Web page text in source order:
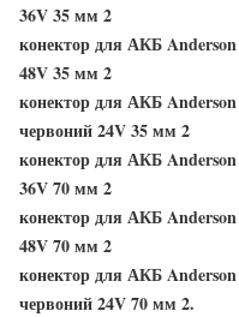
36V 35 мм 2
конектор для АКБ
48V 35 мм 2
конектор для АКБ
червоний 24V 35 мм 2
конектор для АКБ
36V 70 мм 2
конектор для АКБ
48V 70 мм 2
конектор для АКБ
червоний 24V 70 мм 2.